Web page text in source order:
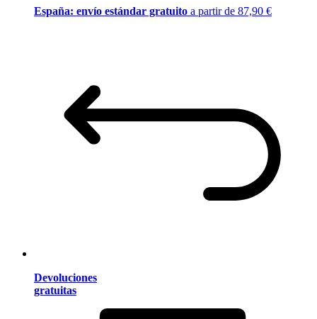
España: envío estándar gratuito a partir de 87,90 €
Devoluciones
gratuitas